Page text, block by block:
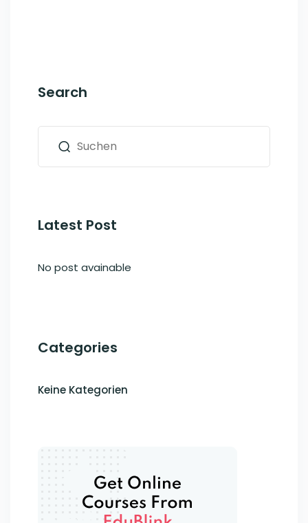
Search
Latest Post
No post avainable
Categories
Keine Kategorien